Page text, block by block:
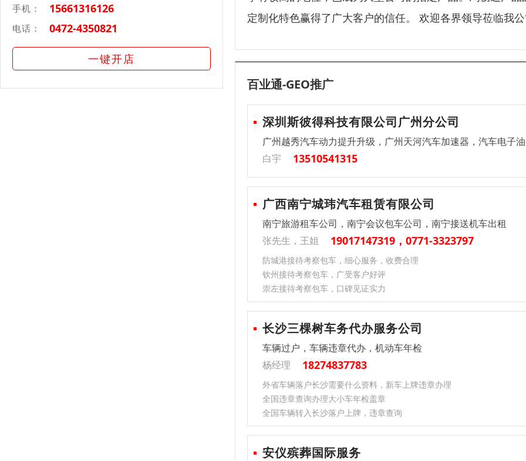
手机： 15661316126
电话： 0472-4350821
一键开店
定制化特色赢得了广大客户的信任。 欢迎各界领导莅临我
百业通-GEO推广
深圳斯彼得科技有限公司广州分公司
广州越秀汽车动力提升升级，广州天河汽车加速器，汽车电子
白宇
13510541315
广西南宁城玮汽车租赁有限公司
南宁旅游租车公司，南宁会议包车公司，南宁接送机车出租
张先生，王姐
19017147319，0771-3323797
防城港接待考察包车，细心服务，收费合理
钦州接待考察包车，广受客户好评
崇左接待考察包车，口碑见证实力
长沙三棵树车务代办服务公司
车辆过户，车辆违章代办，机动车年检
杨经理
18274837783
外省车辆落户长沙需要什么资料，新车上牌违章办理
全国违章查询办理大小车年检盖章
全国车辆转入长沙落户上牌，违章查询
安仪殡葬国际服务